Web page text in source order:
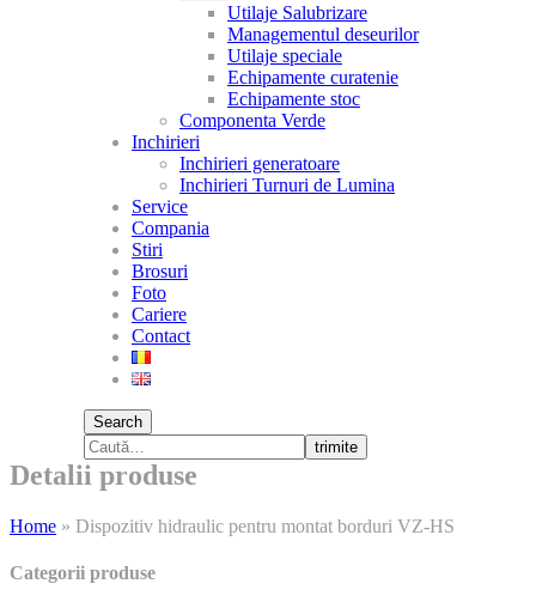
Utilaje Salubrizare
Managementul deseurilor
Utilaje speciale
Echipamente curatenie
Echipamente stoc
Componenta Verde
Inchirieri
Inchirieri generatoare
Inchirieri Turnuri de Lumina
Service
Compania
Stiri
Brosuri
Foto
Cariere
Contact
Search
trimite
Detalii produse
Home » Dispozitiv hidraulic pentru montat borduri VZ-HS
Categorii produse